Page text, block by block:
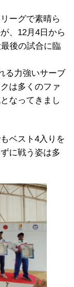
ーグで素晴ら
、12月4日から
後の試合に臨
る力強いサーブ
は多くのファ
なってきまし
ベスト4入りを
に戦う姿は多